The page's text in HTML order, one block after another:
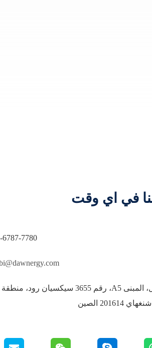
في اي وقت
6787-7780
الطابق الأول، المبنى A5، رقم 3655 سيكسيان رود، منطقة
الصين